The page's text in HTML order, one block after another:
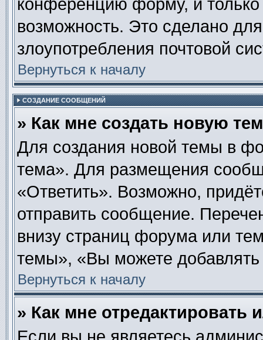
конференцию форму, и
возможность. Это сделано
злоупотребления почтовой
Вернуться к началу
СОЗДАНИЕ СООБЩЕНИЙ
» Как мне создать новую
Для создания новой темы в
тема». Для размещения
«Ответить». Возможно,
отправить сообщение.
внизу страниц форума или
темы», «Вы можете добавлять
Вернуться к началу
» Как мне отредактировать